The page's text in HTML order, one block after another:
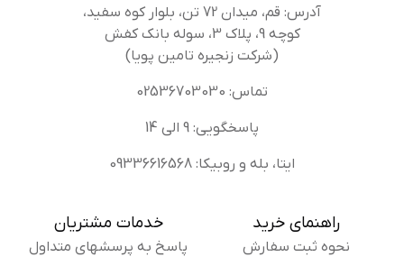
آدرس: قم، میدان 72 تن، بلوار کوه سفید،
کوچه 9، پلاک 3، سوله بانک کفش
(شرکت زنجیره تامین پویا)
تماس: 02536703030
پاسخگویی: 9 الی 14
ایتا، بله و روبیکا: 09336616568
راهنمای خرید
نحوه ثبت سفارش
خدمات مشتریان
پاسخ به پرسشهای متداول